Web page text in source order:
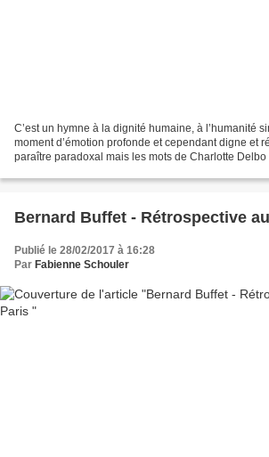
C’est un hymne à la dignité humaine, à l’humanité
moment d’émotion profonde et cependant digne et
paraître paradoxal mais les mots de Charlotte
Bernard Buffet -
Publié le 28/02/2017 à 16:28
Par Fabienne Schouler